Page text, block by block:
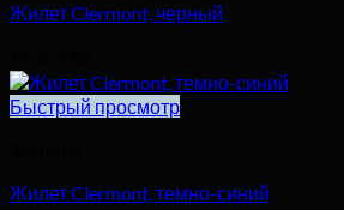
Жилет Clermont, черный
Быстрый просмотр
Жилет Clermont, темно-синий